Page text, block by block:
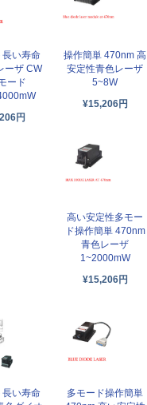
長い寿命
ーザ CW
ード
円
操作簡単 470nm 高
安定性青色レーザ
5~8W
¥15,206円
高い安定性多モー
ド操作簡単 470nm
青色レーザ
1~2000mW
¥15,206円
長い寿命
多モード操作簡単